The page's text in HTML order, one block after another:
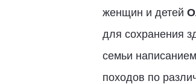
женщин и детей
для сохранения
семьи
походов по